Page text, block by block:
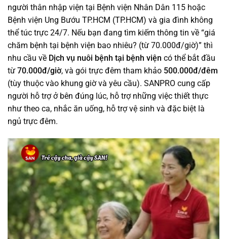
người thân nhập viện tại Bệnh viện Nhân Dân 115 hoặc
Bệnh viện Ung Bướu TP.HCM (TP.HCM) và gia đình không
thể túc trực 24/7. Nếu bạn đang tìm kiếm thông tin về “giá
chăm bệnh tại bệnh viện bao nhiêu? (từ 70.000đ/giờ)” thì
nhu cầu về Dịch vụ nuôi bệnh tại bệnh viện có thể bắt đầu
từ 70.000đ/giờ, và gói trực đêm tham khảo 500.000đ/đêm
(tùy thuộc vào khung giờ và yêu cầu). SANPRO cung cấp
người hỗ trợ ở bên đúng lúc, hỗ trợ những việc thiết thực
như theo ca, nhắc ăn uống, hỗ trợ vệ sinh và đặc biệt là
ngủ trực đêm.